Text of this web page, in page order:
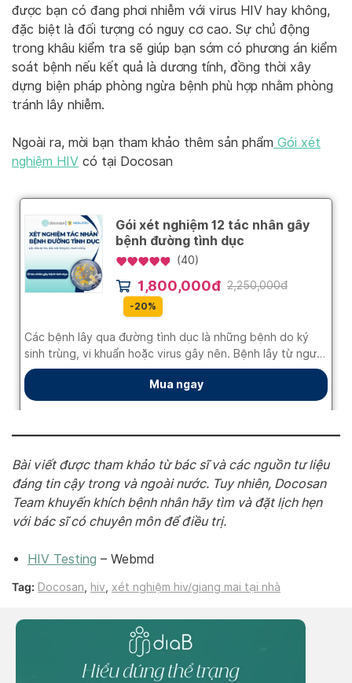
được bạn có đang phơi nhiễm với virus HIV hay không,
đặc biệt là đối tượng có nguy cơ cao. Sự chủ động
trong khâu kiểm tra sẽ giúp bạn sớm có phương án kiểm
soát bệnh nếu kết quả là dương tính, đồng thời xây
dựng biện pháp phòng ngừa bệnh phù hợp nhằm phòng
tránh lây nhiễm.
Ngoài ra, mời bạn tham khảo thêm sản phẩm Gói xét
nghiệm HIV có tại Docosan
Bài viết được tham khảo từ bác sĩ và các nguồn tư liệu
đáng tin cậy trong và ngoài nước. Tuy nhiên, Docosan
Team khuyến khích bệnh nhân hãy tìm và đặt lịch hẹn
với bác sĩ có chuyên môn để điều trị.
HIV Testing – Webmd
Tag: Docosan hiv xét nghiệm hiv/giang mai tại nhà